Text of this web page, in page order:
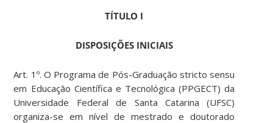
TÍTULO I
DISPOSIÇÕES INICIAIS
Art. 1º. O Programa de Pós-Graduação stricto sensu
em Educação Científica e Tecnológica (PPGECT) da
Universidade Federal de Santa Catarina (UFSC)
organiza-se em nível de mestrado e doutorado